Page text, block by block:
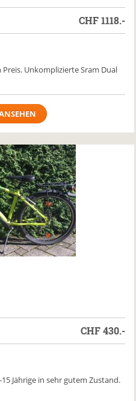
CHF1118.-
Unkomplizierte Sram Dual
CHF430.-
Jährige in sehr gutem Zustand.